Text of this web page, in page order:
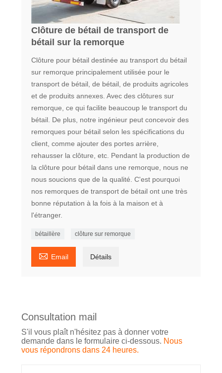
Clôture de bétail de transport de
bétail sur la remorque
Clôture pour bétail destinée au transport du bétail
sur remorque principalement utilisée pour le
transport de bétail, de bétail, de produits agricoles
et de produits annexes. Avec des clôtures sur
remorque, ce qui facilite beaucoup le transport du
bétail. De plus, notre ingénieur peut concevoir des
remorques pour bétail selon les spécifications du
client, comme ajouter des portes arrière,
rehausser la clôture, etc. Pendant la production de
la clôture pour bétail dans une remorque, nous ne
nous soucions que de la qualité. C'est pourquoi
nos remorques de transport de bétail ont une très
bonne réputation à la fois à la maison et à
l'étranger.
bétaillère clôture sur remorque
 Email Détails
Consultation mail
S'il vous plaît n'hésitez pas à donner votre
demande dans le formulaire ci-dessous. Nous
vous répondrons dans 24 heures.